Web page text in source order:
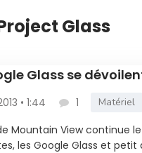
Glass
Glass se
• 1:44 1 Matériel
Mountain View continue
les Google Glass et